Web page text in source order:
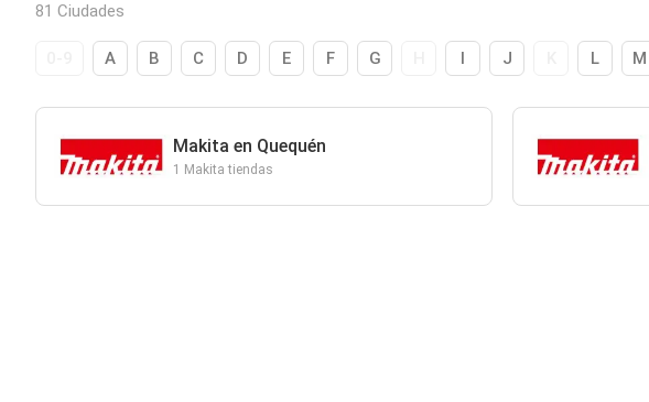
81 Ciudades
A B C D E F G I J L M
Makita en Quequén
1 Makita tiendas